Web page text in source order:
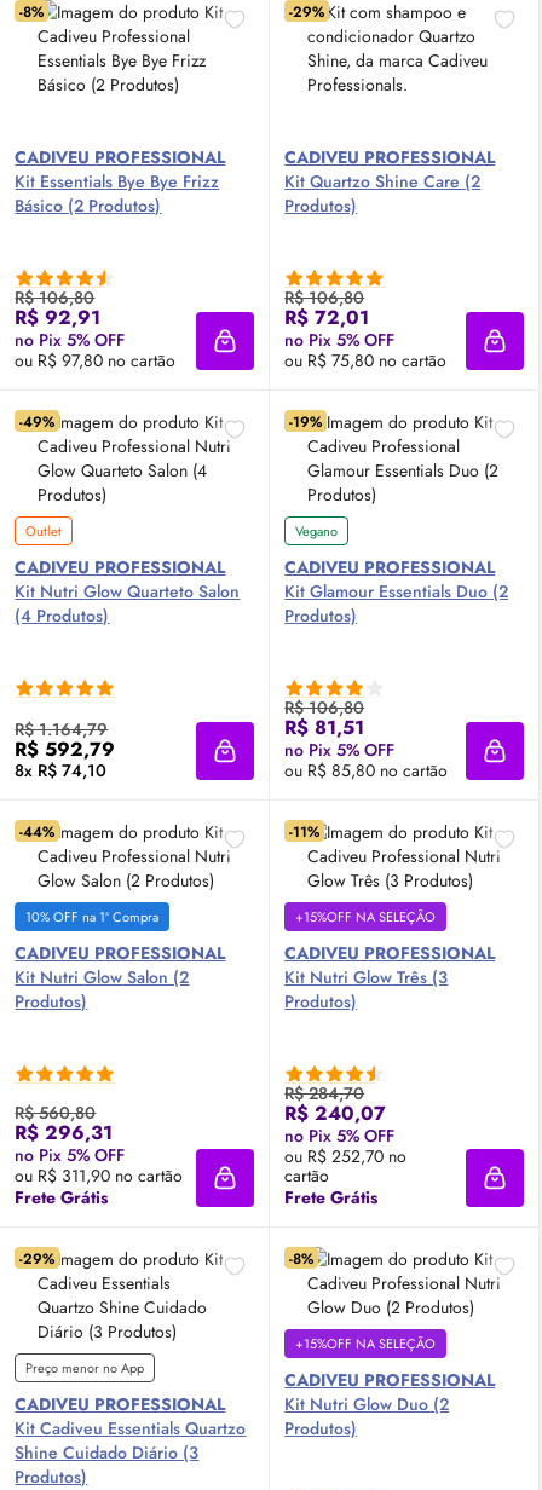
-8%
CADIVEU PROFESSIONAL
Kit Essentials Bye Bye Frizz
Básico (2 Produtos)
R$ 106,80
R$ 92,91
no Pix 5% OFF
ou R$ 97,80 no cartão
Adicionar à sacola
-29%
CADIVEU PROFESSIONAL
Kit Quartzo Shine Care (2
Produtos)
R$ 106,80
R$ 72,01
no Pix 5% OFF
ou R$ 75,80 no cartão
-49%
Outlet
CADIVEU PROFESSIONAL
Kit NutriGlow Quarteto Salon
(4 Produtos)
R$ 1.164,79
R$ 592,79
8x R$ 74,10 Adicionar à sacola
-19%
Vegano
CADIVEU PROFESSIONAL
Kit Glamour Essentials Duo (2
Produtos)
R$ 106,80
R$ 81,51
no Pix 5% OFF
ou R$ 85,80 no cartão
-44%
10% OFF na 1ª Compra
CADIVEU PROFESSIONAL
Kit NutriGlow Salon (2
Produtos)
R$ 560,80
R$ 296,31
no Pix 5% OFF
ou R$ 311,90 no cartão
Frete Grátis
Adicionar à sacola
-11%
+15%OFF NA SELEÇÃO
CADIVEU PROFESSIONAL
Kit NutriGlow Três (3
Produtos)
R$ 284,70
R$ 240,07
no Pix 5% OFF
ou R$ 252,70 no
cartão
Frete Grátis
-29%
Preço menor no App
CADIVEU PROFESSIONAL
Kit Cadiveu Essentials Quartzo
Shine Cuidado Diário (3
Produtos)
-8%
+15%OFF NA SELEÇÃO
CADIVEU PROFESSIONAL
Kit NutriGlow Duo (2
Produtos)